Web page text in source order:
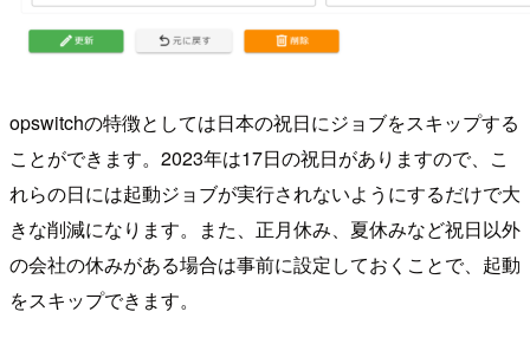
opswitchの特徴としては日本の祝日にジョブをスキップする
ことができます。2023年は17日の祝日がありますので、こ
れらの日には起動ジョブが実行されないようにするだけで大
きな削減になります。また、正月休み、夏休みなど祝日以外
の会社の休みがある場合は事前に設定しておくことで、起動
をスキップできます。